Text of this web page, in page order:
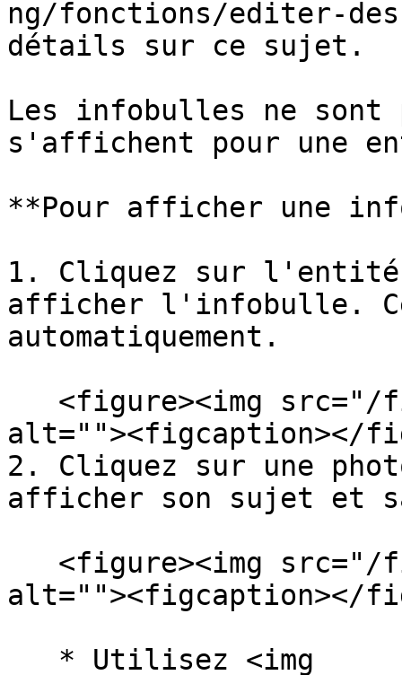
ng/fonctions/editer-
détails sur ce sujet.
Les infobulles ne sont
s'affichent pour une
**Pour afficher une
1. Cliquez sur l'entité
afficher l'infobulle.
automatiquement.
alt=""><figcaption></
2. Cliquez sur une
afficher son sujet et
alt=""><figcaption></